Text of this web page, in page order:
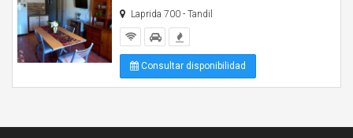
Laprida 700 - Tandil
Consultar disponibilidad